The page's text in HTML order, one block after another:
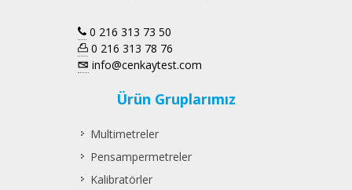
0 216 313 73 50
0 216 313 78 76
info@cenkaytest.com
Ürün Gruplarımız
Multimetreler
Pensampermetreler
Kalibratörler